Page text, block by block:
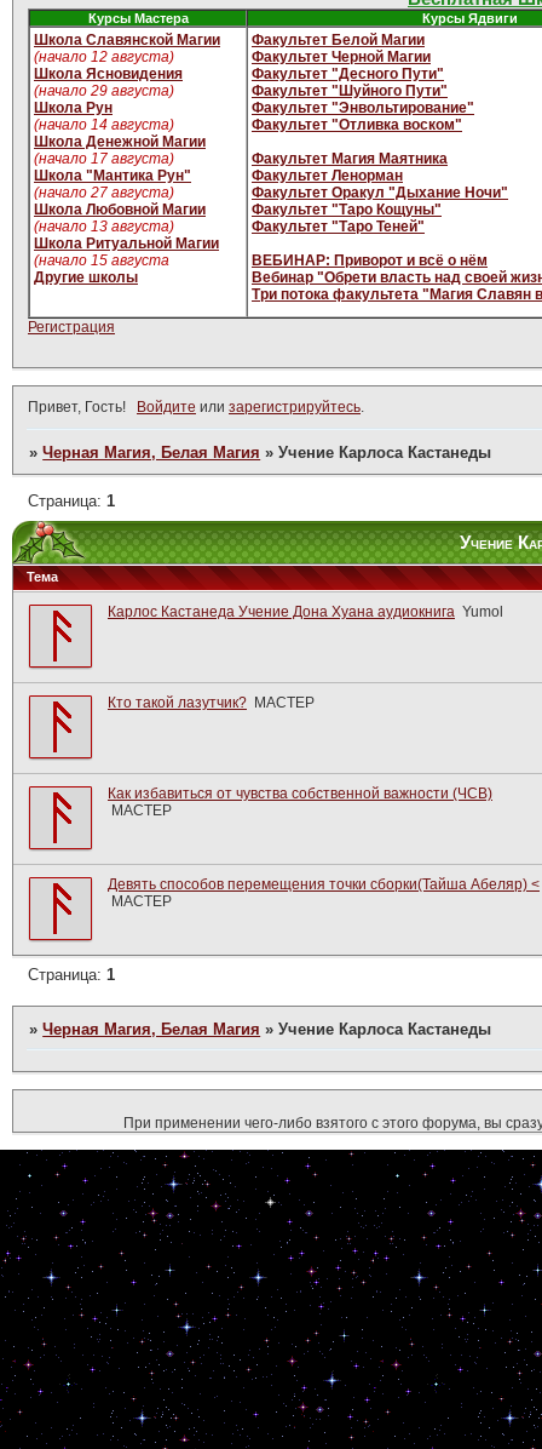
Курсы Мастера Курсы Ядвиги
Школа Славянской Магии
(начало 12 августа)
Школа Ясновидения
(начало 29 августа)
Школа Рун
(начало 14 августа)
Школа Денежной Магии
(начало 17 августа)
Школа "Мантика Рун"
(начало 27 августа)
Школа Любовной Магии
(начало 13 августа)
Школа Ритуальной Магии
(начало 15 августа
Другие школы
Факультет Белой Магии
Факультет Черной Магии
Факультет "Десного Пути"
Факультет "Шуйного Пути"
Факультет "Энвольтирование"
Факультет "Отливка воском"
Факультет Магия Маятника
Факультет Ленорман
Факультет Оракул "Дыхание Ночи"
Факультет "Таро Кощуны"
Факультет "Таро Теней"
ВЕБИНАР: Приворот и всё о нём
Вебинар "Обрети власть над своей
Три потока факультета "Магия Славян
Регистрация
Привет, Гость! Войдите или зарегистрируйтесь
»Черная Магия, Белая Магия »Учение Карлоса Кастанеды
Учение
Страница: 1
Тема
Карлос Кастанеда Учение Дона Хуана аудиокнига Yumol
Кто такой лазутчик? МАСТЕР
Как избавиться от чувства собственной важности (ЧСВ)
МАСТЕР
Девять способов перемещения точки сборки(Тайша Абеляр) <
МАСТЕР
Страница: 1
»Черная Магия, Белая Магия »Учение Карлоса Кастанеды
При применении чего-либо взятого с этого форума, вы